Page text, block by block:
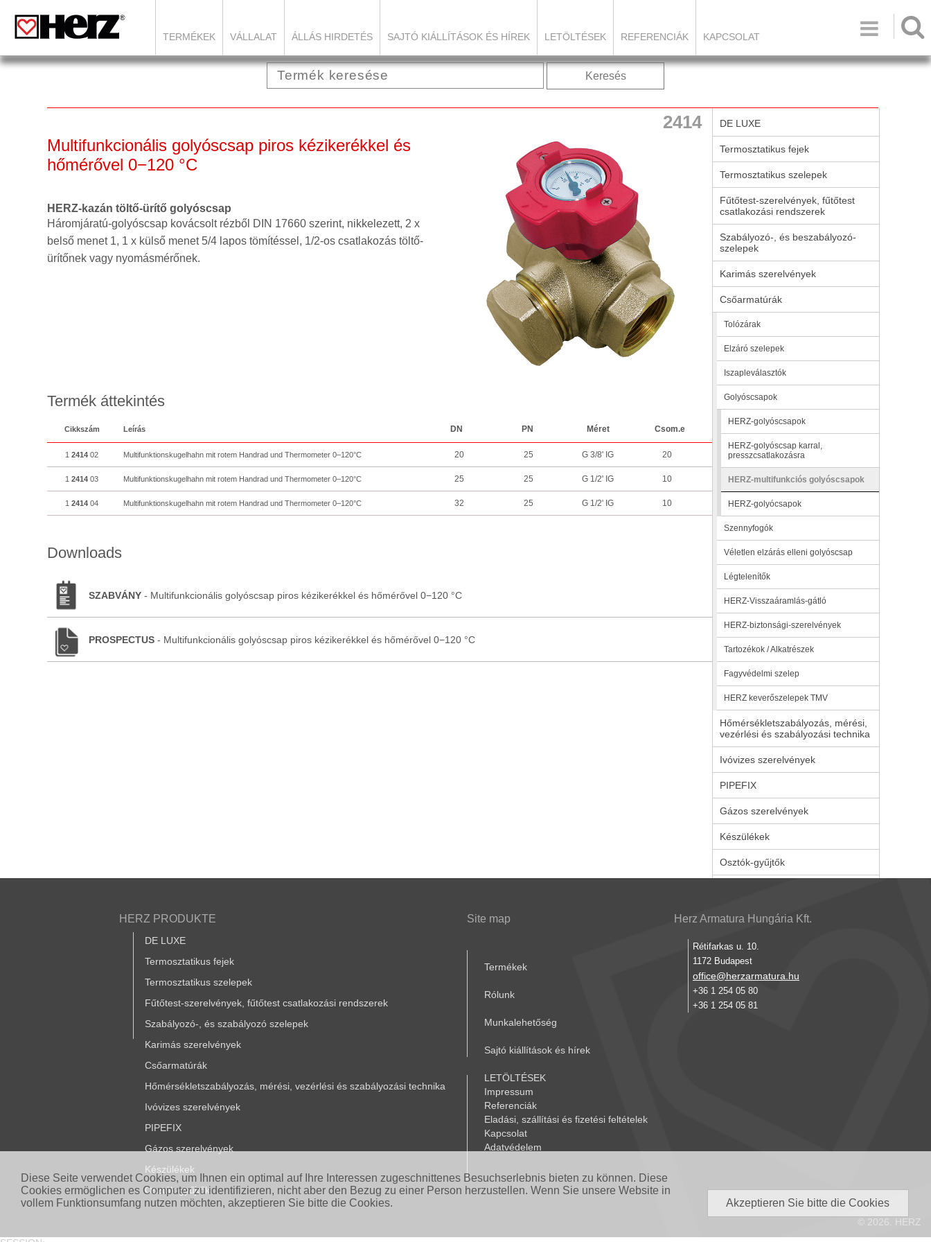
Diese Seite verwendet Cookies, um Ihnen ein optimal auf Ihre Interessen zugeschnittenes Besuchserlebnis bieten zu können. Diese
Cookies ermöglichen es Computer zu identifizieren, nicht aber den Bezug zu einer Person herzustellen. Wenn Sie unsere Website in
vollem Funktionsumfang nutzen möchten, akzeptieren Sie bitte die Cookies.
Akzeptieren Sie bitte die Cookies

TERMÉKEK VÁLLALAT ÁLLÁS HIRDETÉS SAJTÓ KIÁLLÍTÁSOK ÉS HÍREK LETÖLTÉSEK REFERENCIÁK KAPCSOLAT
Keresés
2414
Multifunkcionális golyóscsap piros kézikerékkel és
hőmérővel 0−120 °C
HERZ-kazán töltő-ürítő golyóscsap
Háromjáratú-golyóscsap kovácsolt rézből DIN 17660 szerint, nikkelezett, 2 x
belső menet 1, 1 x külső menet 5/4 lapos tömítéssel, 1/2-os csatlakozás töltő-
ürítőnek vagy nyomásmérőnek.
Termék áttekintés
Cikkszám Leírás DN PN Méret Csom.e
1 2414 02 Multifunktionskugelhahn mit rotem Handrad und Thermometer 0–120°C 20 25 G 3/8' IG 20
1 2414 03 Multifunktionskugelhahn mit rotem Handrad und Thermometer 0–120°C 25 25 G 1/2' IG 10
1 2414 04 Multifunktionskugelhahn mit rotem Handrad und Thermometer 0–120°C 32 25 G 1/2' IG 10
Downloads
SZABVÁNY - Multifunkcionális golyóscsap piros kézikerékkel és hőmérővel 0−120 °C
PROSPECTUS - Multifunkcionális golyóscsap piros kézikerékkel és hőmérővel 0−120 °C
DE LUXE
Termosztatikus fejek
Termosztatikus szelepek
Fűtőtest-szerelvények, fűtőtest
csatlakozási rendszerek
Szabályozó-, és beszabályozó-
szelepek
Karimás szerelvények
Csőarmatúrák
Tolózárak
Elzáró szelepek
Iszapleválasztók
Golyóscsapok
HERZ-golyóscsapok
HERZ-golyóscsap karral,
presszcsatlakozásra
HERZ-multifunkciós golyóscsapok
HERZ-golyócsapok
Szennyfogók
Véletlen elzárás elleni golyóscsap
Légtelenítők
HERZ-Visszaáramlás-gátló
HERZ-biztonsági-szerelvények
Tartozékok / Alkatrészek
Fagyvédelmi szelep
HERZ keverőszelepek TMV
Hőmérsékletszabályozás, mérési,
vezérlési és szabályozási technika
Ivóvizes szerelvények
PIPEFIX
Gázos szerelvények
Készülékek
Osztók-gyűjtők
HERZ PRODUKTE
DE LUXE
Termosztatikus fejek
Termosztatikus szelepek
Fűtőtest-szerelvények, fűtőtest csatlakozási rendszerek
Szabályozó-, és szabályozó szelepek
Karimás szerelvények
Csőarmatúrák
Hőmérsékletszabályozás, mérési, vezérlési és szabályozási technika
Ivóvizes szerelvények
PIPEFIX
Gázos szerelvények
Készülékek
Osztók-gyűjtők
Site map
Termékek
Rólunk
Munkalehetőség
Sajtó kiállítások és hírek
LETÖLTÉSEK
Referenciák
Kapcsolat
Impressum
Eladási, szállítási és fizetési feltételek
Adatvédelem
Herz Armatura Hungária Kft.
Rétifarkas u. 10.
1172 Budapest
office@herzarmatura.hu
+36 1 254 05 80
+36 1 254 05 81
© 2026. HERZ